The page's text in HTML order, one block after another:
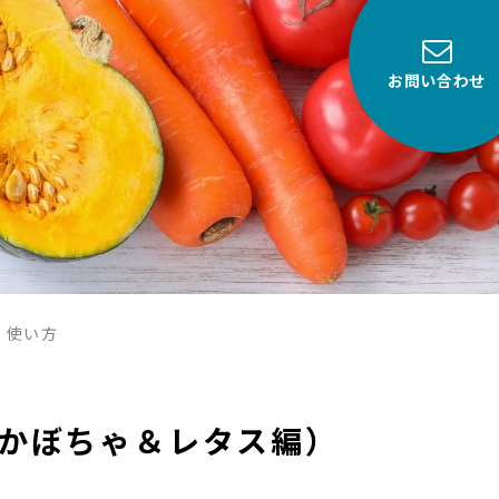
お問い合わせ
使い方
ぼちゃ＆レタス編）